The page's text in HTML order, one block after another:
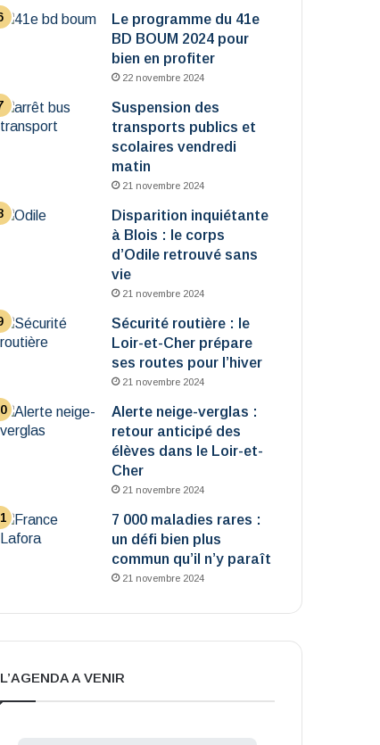
Le programme du 41e
BD BOUM 2024 pour
bien en profiter
22 novembre 2024
Suspension des
transports publics et
scolaires vendredi
matin
21 novembre 2024
Disparition inquiétante
à Blois : le corps
d’Odile retrouvé sans
vie
21 novembre 2024
Sécurité routière : le
Loir-et-Cher prépare
ses routes pour l’hiver
21 novembre 2024
Alerte neige-verglas :
retour anticipé des
élèves dans le Loir-et-
Cher
21 novembre 2024
7 000 maladies rares :
un défi bien plus
commun qu’il n’y paraît
21 novembre 2024
L’AGENDA A VENIR